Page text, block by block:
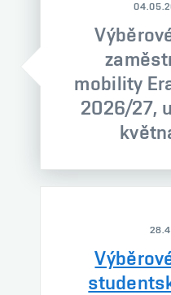
mobility
2026/27,